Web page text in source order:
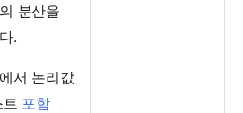
분산을
.
서 논리값
포함